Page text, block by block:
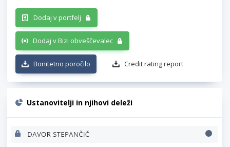
Dodaj v portfelj
Dodaj v Bizi obveščevalec
Bonitetno poročilo Credit rating report
Ustanovitelji in njihovi deleži